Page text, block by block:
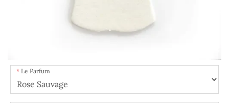
Le Parfum